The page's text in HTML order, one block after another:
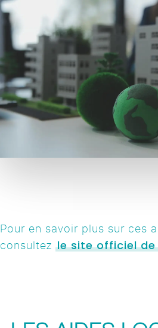
Pour en savoir plus sur ces
consultez le site officiel de